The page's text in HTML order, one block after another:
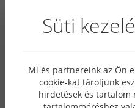
alkalmazása a
A
használt gáz a szén-
kiválóan alkalmas az
Süti
Mi és partnereink az Ön
cookie-kat tároljunk
hirdetések és tartalom